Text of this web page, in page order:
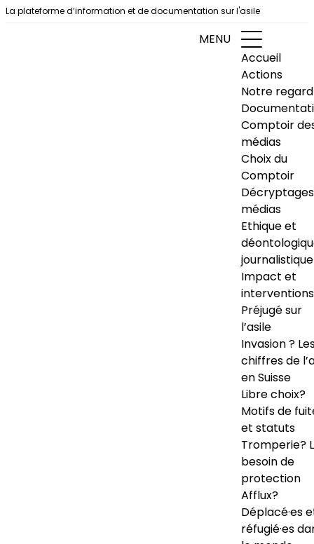
Aller au contenu
La plateforme d’information et de documentation sur l'asile
MENU
Accueil
Actions
Notre regard
Comptoir
médias
Choix du
Comptoir
Décryptages
médias
Ethique et
journalistique
Impact et
interventions
Préjugé sur
l’asile
Invasion ?
chiffres de
en Suisse
Libre choix?
Motifs de
et statuts
Tromperie?
besoin de
protection
Afflux?
Déplacé·es
réfugié·es